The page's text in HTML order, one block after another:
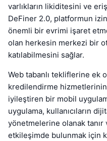
varlıkların likiditesini ve
DeFiner 2.0, platformun
önemli bir evrimi işaret
olan herkesin merkezi bir
katılabilmesini sağlar.
Web tabanlı tekliflerine ek
kredilendirme
iyileştiren bir mobil
uygulama, kullanıcıların
yönetmelerine olanak
etkileşimde bulunmak için